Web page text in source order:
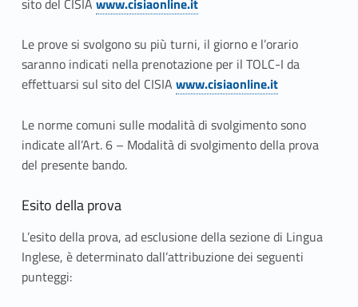
Le prove si svolgono su più turni, il giorno e l’orario
saranno indicati nella prenotazione per il TOLC-I da
effettuarsi sul sito del CISIA www.cisiaonline.it
Le norme comuni sulle modalità di svolgimento sono
indicate all’Art. 6 – Modalità di svolgimento della prova
del presente bando.
Esito della prova
L’esito della prova, ad esclusione della sezione di Lingua
Inglese, è determinato dall’attribuzione dei seguenti
punteggi: